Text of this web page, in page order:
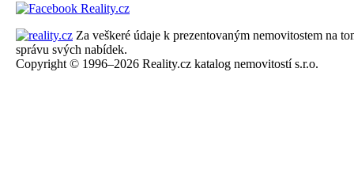
Za veškeré údaje k prezentovaným nemovitostem na
správu svých nabídek.
Copyright © 1996–2026 Reality.cz katalog nemovitostí s.r.o.